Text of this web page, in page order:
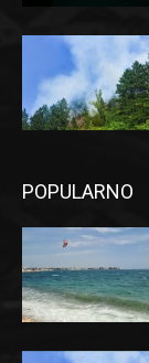
POPULARNO